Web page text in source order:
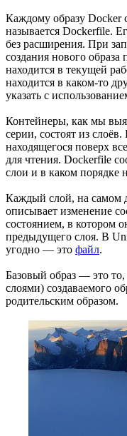
Каждому образу Docker
называется Dockerfile.
без расширения. При
создания нового образа
находится в текущей
находится в каком-то
указать с
Контейнеры, как мы
серии, состоят из
находящегося поверх
для чтения. Dockerfile
слои и в каком порядке
Каждый слой, на самом
описывает изменение
состоянием, в котором
предыдущего слоя. В
угодно — это файл.
Базовый образ — это
слоями) создаваемого
родительским образом.